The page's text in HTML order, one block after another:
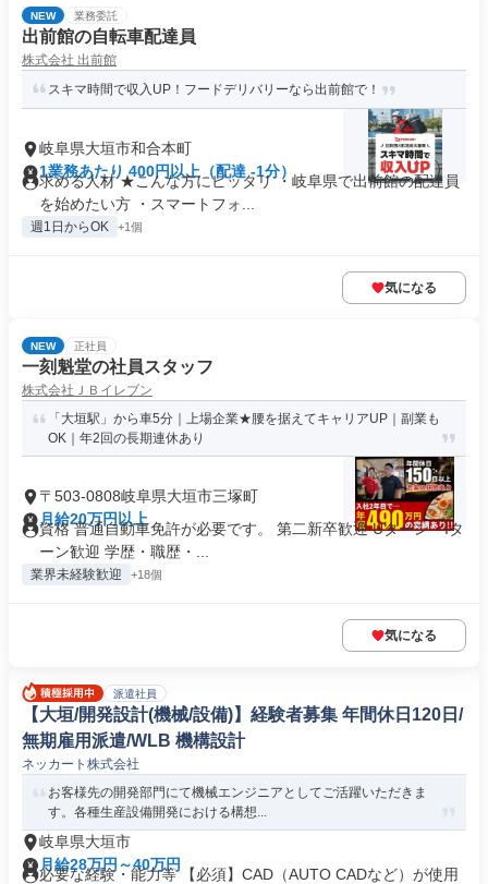
NEW 業務委託
出前館の自転車配達員
株式会社 出前館
スキマ時間で収入UP！フードデリバリーなら出前館で！
岐阜県大垣市和合本町
1業務あたり 400円以上（配達 -1分）
求める人材 ★こんな方にピッタリ ・岐阜県で出前館の配達員
を始めたい方 ・スマートフォ...
週1日からOK +1個
気になる
NEW 正社員
一刻魁堂の社員スタッフ
株式会社ＪＢイレブン
「大垣駅」から車5分｜上場企業★腰を据えてキャリアUP｜副業も
OK｜年2回の長期連休あり
〒503-0808岐阜県大垣市三塚町
月給20万円以上
資格 普通自動車免許が必要です。 第二新卒歓迎 Uターン・Iタ
ーン歓迎 学歴・職歴・...
業界未経験歓迎 +18個
気になる
派遣社員
【大垣/開発設計(機械/設備)】経験者募集 年間休日120日/
無期雇用派遣/WLB 機構設計
ネッカート株式会社
お客様先の開発部門にて機械エンジニアとしてご活躍いただきま
す。各種生産設備開発における構想...
岐阜県大垣市
月給28万円～40万円
必要な経験・能力等 【必須】CAD（AUTO CADなど）が使用